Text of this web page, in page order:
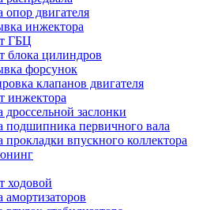
опор двигателя
инжектора
ГБЦ
блока цилиндров
форсунок
клапанов двигателя
инжектора
дроссельной заслонки
подшипника первичного вала
прокладки впускного коллектора
ходовой
амортизаторов